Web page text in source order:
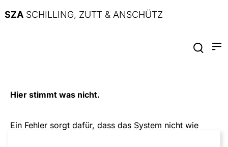
SZA SCHILLING, ZUTT & ANSCHÜTZ
Hier stimmt was nicht.
Ein Fehler sorgt dafür, dass das System nicht wie